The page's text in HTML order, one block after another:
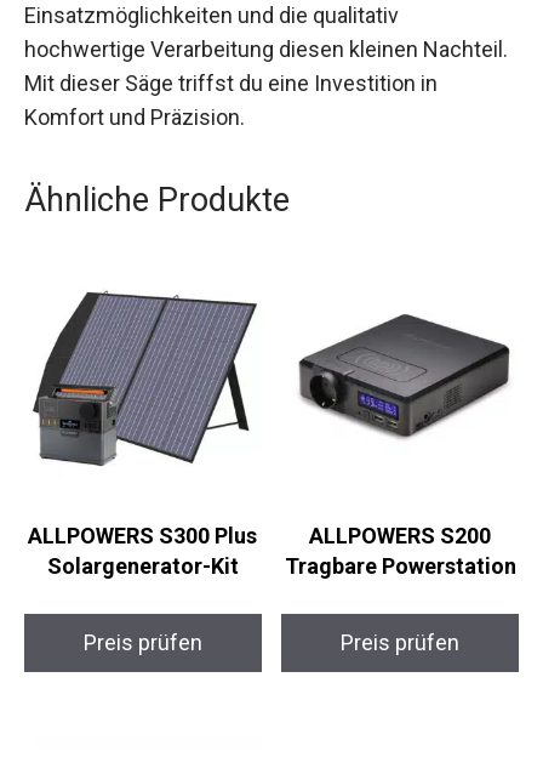
Einsatzmöglichkeiten und die qualitativ
hochwertige Verarbeitung diesen kleinen Nachteil.
Mit dieser Säge triffst du eine Investition in
Komfort und Präzision.
Ähnliche Produkte
ALLPOWERS S300 Plus
Solargenerator-Kit
Preis prüfen
ALLPOWERS S200
Tragbare Powerstation
Preis prüfen